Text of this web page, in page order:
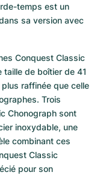
temps est un
sa version avec
Conquest Classic
de boîtier de 41
raffinée que celle
Trois
Chonograph sont
inoxydable, une
combinant ces
Classic
pour son